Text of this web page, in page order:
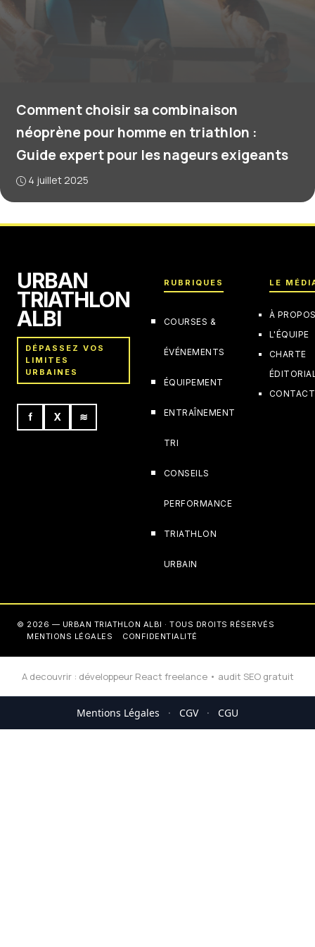
Comment choisir sa combinaison
néoprène pour homme en triathlon :
Guide expert pour les nageurs exigeants
4 juillet 2025
URBAN
TRIATHLON
ALBI
DÉPASSEZ VOS
LIMITES
URBAINES
f X ≋
RUBRIQUES
COURSES &
ÉVÉNEMENTS
ÉQUIPEMENT
ENTRAÎNEMENT
TRI
CONSEILS
PERFORMANCE
TRIATHLON
URBAIN
LE
À
L'ÉQUIPE
CHARTE
CONTACT
© 2026 — URBAN TRIATHLON ALBI · TOUS DROITS RÉSERVÉS
MENTIONS LÉGALES
CONFIDENTIALITÉ
A decouvrir : développeur React freelance• audit SEO gratuit
Mentions Légales · CGV · CGU